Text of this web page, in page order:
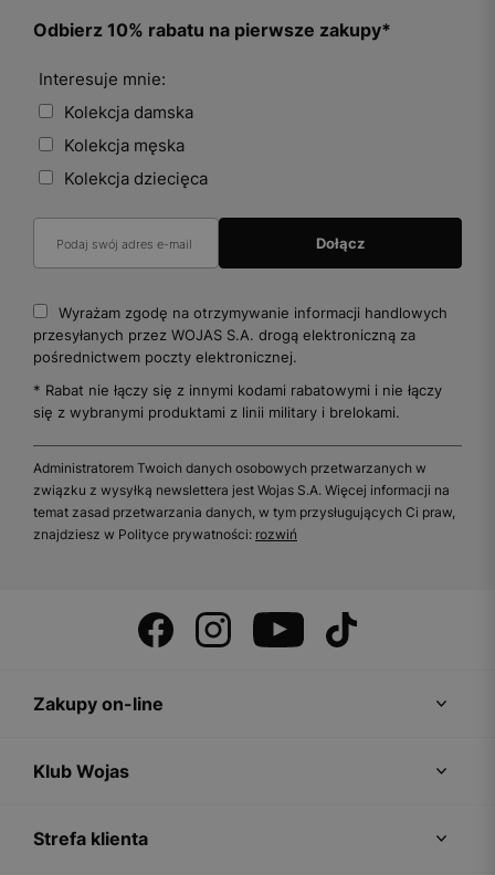
Odbierz 10% rabatu na pierwsze zakupy*
Interesuje mnie:
Kolekcja damska
Kolekcja męska
Kolekcja dziecięca
Wyrażam zgodę na otrzymywanie informacji handlowych
przesyłanych przez WOJAS S.A. drogą elektroniczną za
pośrednictwem poczty elektronicznej.
* Rabat nie łączy się z innymi kodami rabatowymi i nie łączy
się z wybranymi produktami z linii military i brelokami.
Administratorem Twoich danych osobowych przetwarzanych w
związku z wysyłką newslettera jest Wojas S.A. Więcej informacji na
temat zasad przetwarzania danych, w tym przysługujących Ci praw,
znajdziesz w Polityce prywatności: rozwiń
Zakupy on-line
Klub Wojas
Strefa klienta